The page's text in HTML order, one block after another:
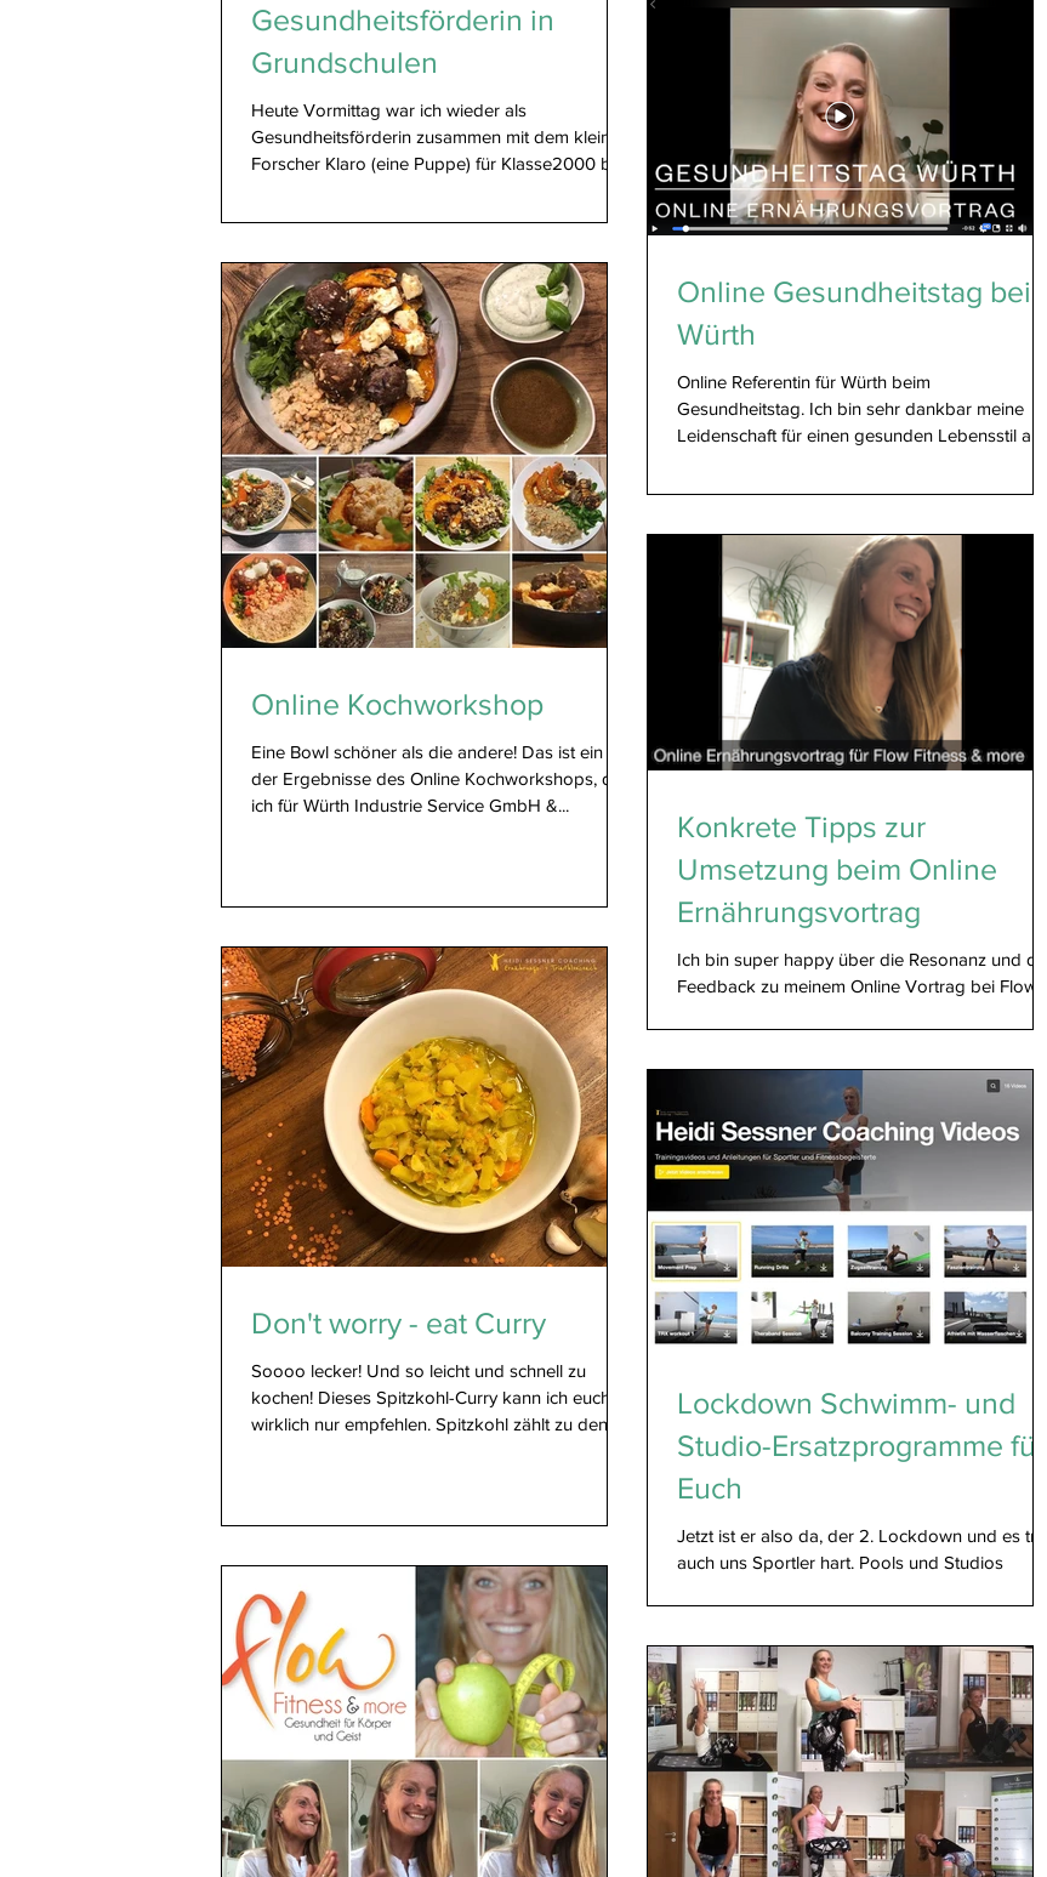
Gesundheitsförderin in
Grundschulen
Heute Vormittag war ich wieder als
Gesundheitsförderin zusammen mit dem kleinen
Forscher Klaro (eine Puppe) für Klasse2000 bei
Online Kochworkshop
Eine Bowl schöner als die andere! Das ist ein Teil
der Ergebnisse des Online Kochworkshops, den
ich für Würth Industrie Service GmbH &...
Online Gesundheitstag bei
Würth
Online Referentin für Würth beim
Gesundheitstag. Ich bin sehr dankbar meine
Leidenschaft für einen gesunden Lebensstil an
Don't worry - eat Curry
Soooo lecker! Und so leicht und schnell zu
kochen! Dieses Spitzkohl-Curry kann ich euch
wirklich nur empfehlen. Spitzkohl zählt zu den...
Konkrete Tipps zur
Umsetzung beim Online
Ernährungsvortrag
Ich bin super happy über die Resonanz und das
Feedback zu meinem Online Vortrag bei Flow
Lockdown Schwimm- und
Studio-Ersatzprogramme für
Euch
Jetzt ist er also da, der 2. Lockdown und es trifft
auch uns Sportler hart. Pools und Studios